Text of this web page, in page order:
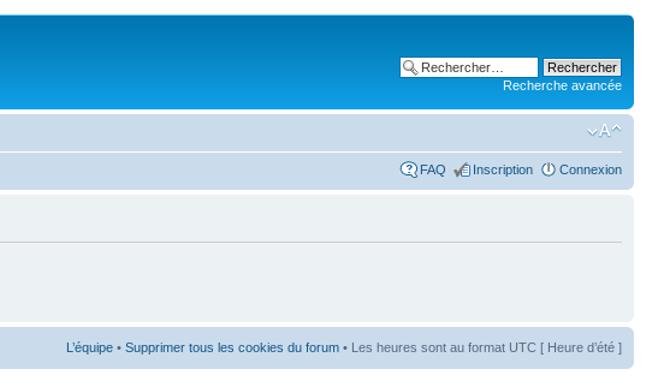
Recherche avancée
FAQ Inscription Connexion
L’équipe • Supprimer tous les cookies du forum • Les heures sont au format UTC [ Heure d’été ]